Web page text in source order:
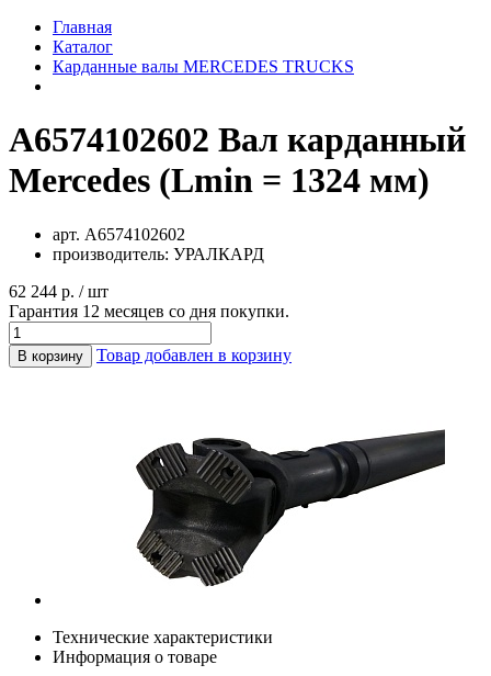
Главная
Каталог
Карданные валы MERCEDES TRUCKS
А6574102602 Вал карданный
Mercedes (Lmin = 1324 мм)
арт. А6574102602
производитель: УРАЛКАРД
62 244 р. / шт
Гарантия 12 месяцев со дня покупки.
В корзину Товар добавлен в корзину
Технические характеристики
Информация о товаре